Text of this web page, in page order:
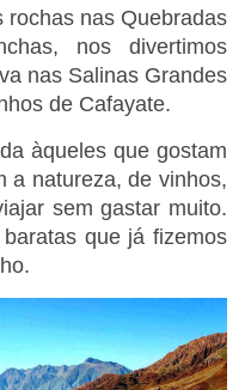
rochas nas Quebradas
nos divertimos
nas Salinas Grandes
de Cafayate.
àqueles que gostam
a natureza, de vinhos,
sem gastar muito.
que já fizemos